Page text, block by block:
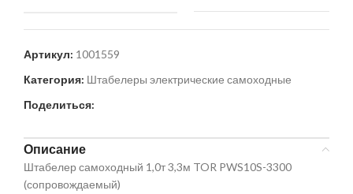
Артикул: 1001559
Категория: Штабелеры электрические самоходные
Поделиться:
Описание
Штабелер самоходный 1,0т 3,3м TOR PWS10S-3300
(сопровождаемый)